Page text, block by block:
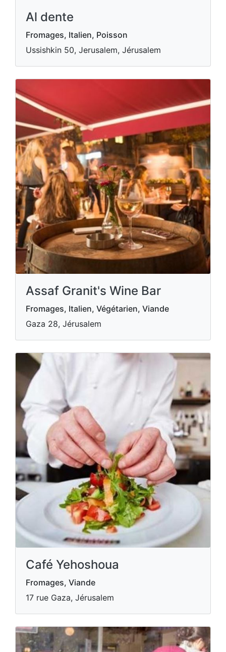
Al dente
Fromages, Italien, Poisson
Ussishkin 50, Jerusalem, Jérusalem
Assaf Granit's Wine Bar
Fromages, Italien, Végétarien, Viande
Gaza 28, Jérusalem
Café Yehoshoua
Fromages, Viande
17 rue Gaza, Jérusalem